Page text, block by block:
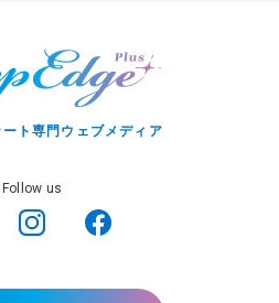
ト専門ウェブメディア
Follow us